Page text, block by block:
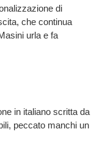
di
che continua
urla e fa
in italiano scritta da
peccato manchi un